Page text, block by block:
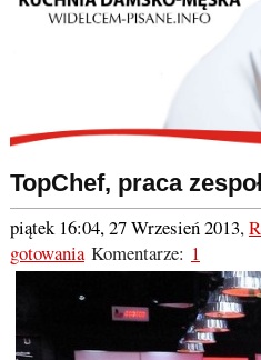
TopChef, praca
piątek 16:04, 27 Wrzesień 2013,
gotowaniaKomentarze: 1